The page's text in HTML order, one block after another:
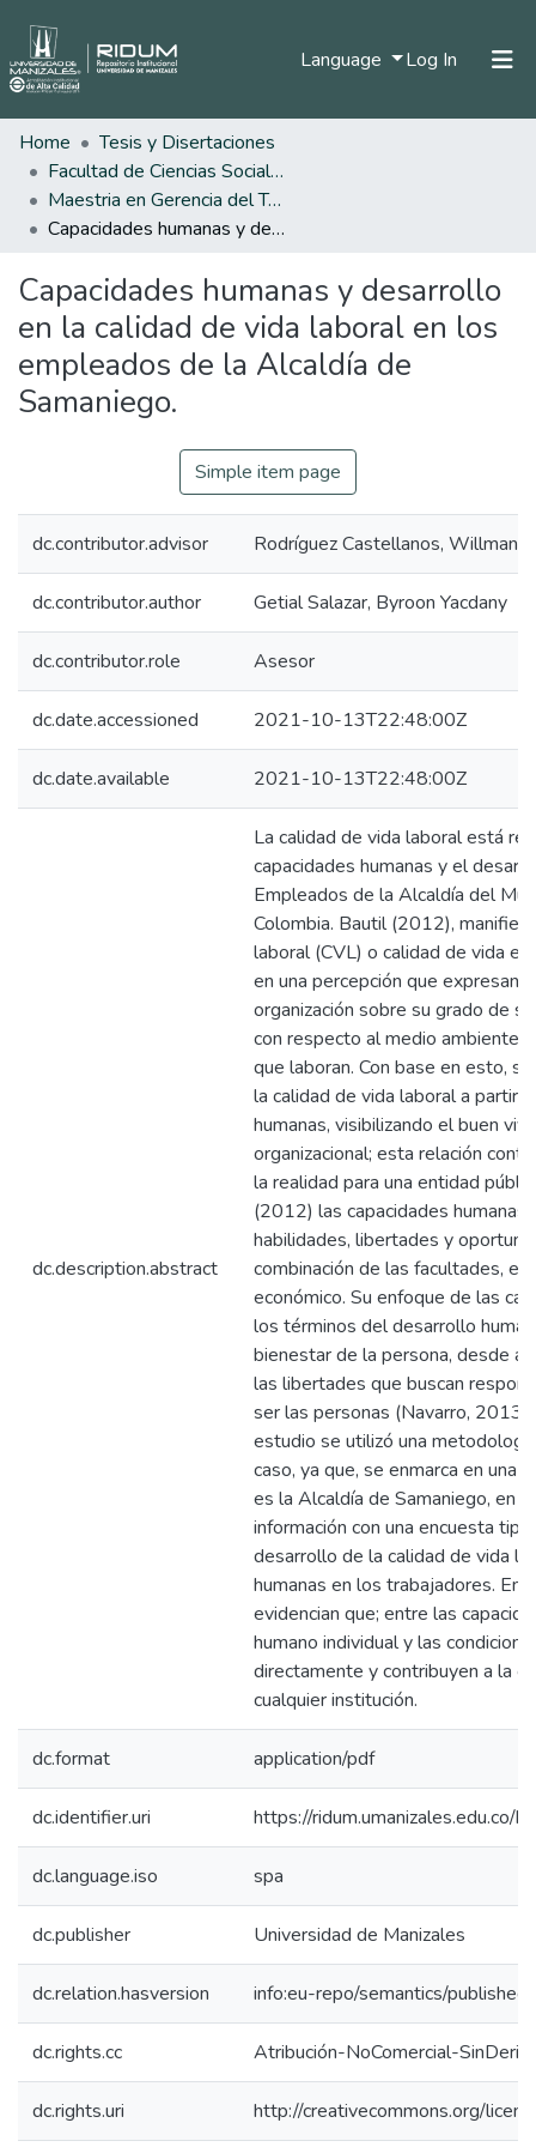
Language Log In (current)
Statistics
Home
Tesis y Disertaciones
Facultad de Ciencias Sociales y Humanas
Maestria en Gerencia del Talento Humano
Capacidades humanas y desarrollo en la calidad de vida laboral en los empleados de la Alcaldía de Samaniego.
Capacidades humanas y desarrollo
en la calidad de vida laboral en los
empleados de la Alcaldía de
Samaniego.
Simple item page
dc.contributor.advisor Rodríguez Castellanos, Willman
dc.contributor.author Getial Salazar, Byroon Yacdany
dc.contributor.role Asesor
dc.date.accessioned 2021-10-13T22:48:00Z
dc.date.available 2021-10-13T22:48:00Z
dc.description.abstract
La calidad de vida laboral está
capacidades humanas y el
Empleados de la Alcaldía del
Colombia. Bautil (2012),
laboral (CVL) o calidad de vida
en una percepción que expresan
organización sobre su grado de
con respecto al medio ambiente
que laboran. Con base en esto,
la calidad de vida laboral a partir
humanas, visibilizando el buen
organizacional; esta relación
la realidad para una entidad
(2012) las capacidades humanas
habilidades, libertades y
combinación de las facultades, el
económico. Su enfoque de las
los términos del desarrollo
bienestar de la persona, desde
las libertades que buscan
ser las personas (Navarro, 2013;
estudio se utilizó una
caso, ya que, se enmarca en una
es la Alcaldía de Samaniego, en
información con una encuesta
desarrollo de la calidad de vida
humanas en los trabajadores. En
evidencian que; entre las
humano individual y las
directamente y contribuyen a la
cualquier institución.
dc.format application/pdf
dc.identifier.uri https://
dc.language.iso spa
dc.publisher Universidad de Manizales
dc.relation.hasversion info:eu-repo/semantics/
dc.rights.cc Atribución-NoComercial-
dc.rights.uri http://creativecommons.org/